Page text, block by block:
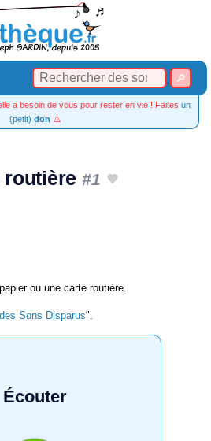
a besoin de vous pour rester en vie ! Faites un
(petit) don ⚠️
routière #1
ou une carte routière.
Sons Disparus".
Écouter